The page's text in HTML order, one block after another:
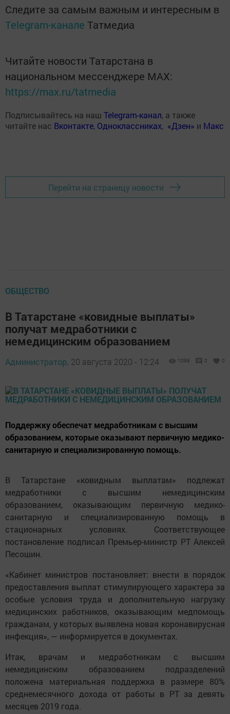
Следите за самым важным и интересным в
Telegram-канале Татмедиа
Читайте новости Татарстана в
национальном мессенджере MАХ:
https://max.ru/tatmedia
Подписывайтесь на наш Telegram-канал, а также
читайте нас Вконтакте, Одноклассниках, «Дзен» и Макс
Перейти на страницу новости
ОБЩЕСТВО
В Татарстане «ковидные выплаты»
получат медработники с
немедицинским образованием
Администратор, 20 августа 2020 - 12:24 1099 0 0
Поддержку обеспечат медработникам с высшим
образованием, которые оказывают первичную медико-
санитарную и специализированную помощь.
В Татарстане «ковидным выплатам» подлежат
медработники с высшим немедицинским
образованием, оказывающим первичную медико-
санитарную и специализированную помощь в
стационарных условиях. Соответствующее
постановление подписал Премьер-министр РТ Алексей
Песошин.
«Кабинет министров постановляет: внести в порядок
предоставления выплат стимулирующего характера за
особые условия труда и дополнительную нагрузку
медицинских работников, оказывающим медпомощь
гражданам, у которых выявлена новая коронавирусная
инфекция», — информируется в документах.
Итак, врачам и медработникам с высшим
немедицинским образованием подразделений
положена материальная поддержка в размере 80%
среднемесячного дохода от работы в РТ за девять
месяцев 2019 года.